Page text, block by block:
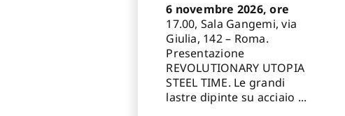
6 novembre 2026, ore
17.00, Sala Gangemi, via
Giulia, 142 – Roma.
Presentazione
REVOLUTIONARY UTOPIA
STEEL TIME. Le grandi
lastre dipinte su acciaio ...